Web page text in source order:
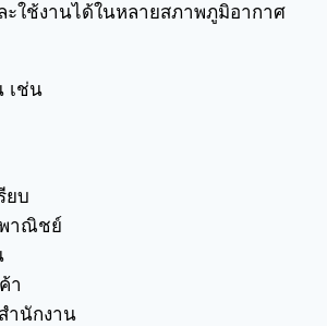
ะใช้งานได้ในหลายสภาพภูมิอากาศ
เช่น
ยบ
าณิชย์
า
ำนักงาน